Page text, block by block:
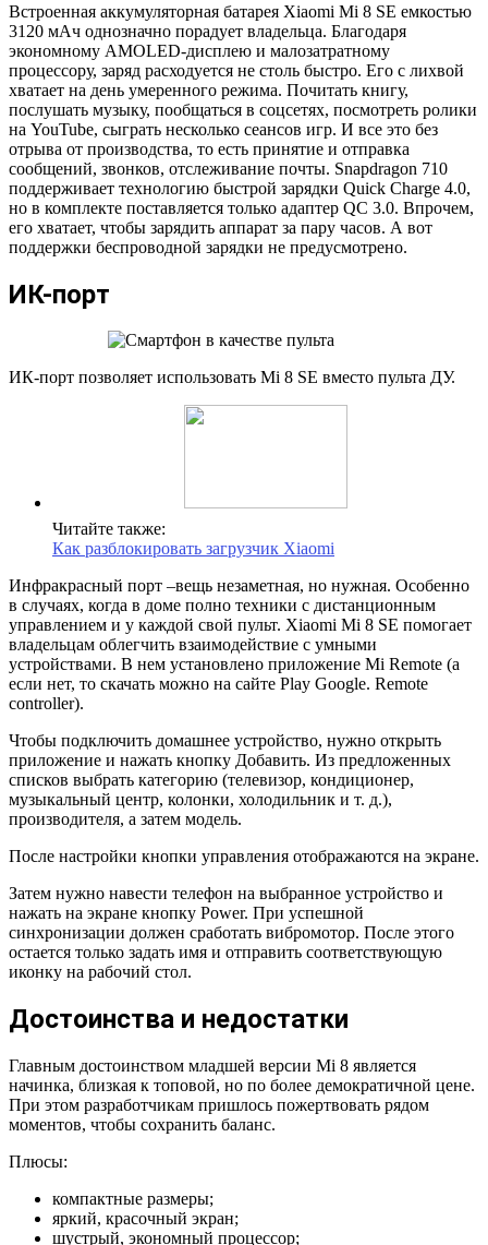
Встроенная аккумуляторная батарея Xiaomi Mi 8 SE емкостью
3120 мАч однозначно порадует владельца. Благодаря
экономному AMOLED-дисплею и малозатратному
процессору, заряд расходуется не столь быстро. Его с лихвой
хватает на день умеренного режима. Почитать книгу,
послушать музыку, пообщаться в соцсетях, посмотреть ролики
на YouTube, сыграть несколько сеансов игр. И все это без
отрыва от производства, то есть принятие и отправка
сообщений, звонков, отслеживание почты. Snapdragon 710
поддерживает технологию быстрой зарядки Quick Charge 4.0,
но в комплекте поставляется только адаптер QC 3.0. Впрочем,
его хватает, чтобы зарядить аппарат за пару часов. А вот
поддержки беспроводной зарядки не предусмотрено.
ИК-порт
ИК-порт позволяет использовать Mi 8 SE вместо пульта ДУ.
Читайте также:
Как разблокировать загрузчик Xiaomi
Инфракрасный порт –вещь незаметная, но нужная. Особенно
в случаях, когда в доме полно техники с дистанционным
управлением и у каждой свой пульт. Xiaomi Mi 8 SE помогает
владельцам облегчить взаимодействие с умными
устройствами. В нем установлено приложение Mi Remote (а
если нет, то скачать можно на сайте Play Google. Remote
controller).
Чтобы подключить домашнее устройство, нужно открыть
приложение и нажать кнопку Добавить. Из предложенных
списков выбрать категорию (телевизор, кондиционер,
музыкальный центр, колонки, холодильник и т. д.),
производителя, а затем модель.
После настройки кнопки управления отображаются на экране.
Затем нужно навести телефон на выбранное устройство и
нажать на экране кнопку Power. При успешной
синхронизации должен сработать вибромотор. После этого
остается только задать имя и отправить соответствующую
иконку на рабочий стол.
Достоинства и недостатки
Главным достоинством младшей версии Mi 8 является
начинка, близкая к топовой, но по более демократичной цене.
При этом разработчикам пришлось пожертвовать рядом
моментов, чтобы сохранить баланс.
Плюсы:
компактные размеры;
яркий, красочный экран;
шустрый, экономный процессор;